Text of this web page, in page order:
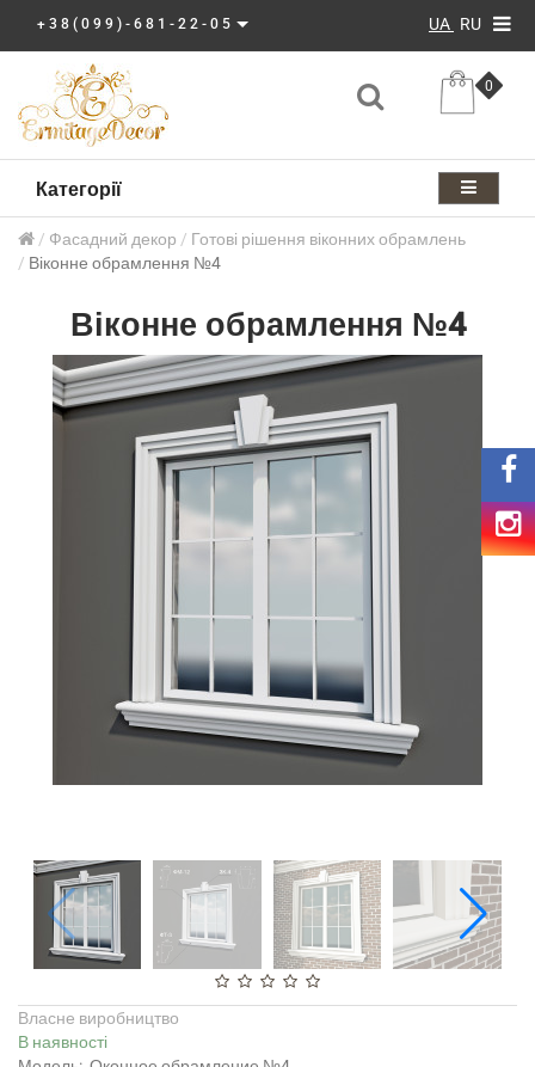
+38(099)-681-22-05 UA RU
0
Категорії
Фасадний декор
Готові рішення віконних обрамлень
Віконне обрамлення №4
Віконне обрамлення №4
Власне виробництво
В наявності